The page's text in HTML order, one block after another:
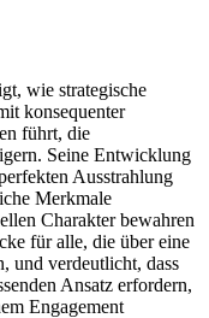
wie strategische
konsequenter
führt, die
Seine Entwicklung
Ausstrahlung
Merkmale
Charakter bewahren
für alle, die über eine
und verdeutlicht, dass
Ansatz erfordern,
Engagement